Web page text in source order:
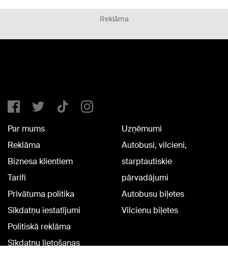
Reklāma
Par mums
Reklāma
Biznesa klientiem
Tarifi
Privātuma politika
Sīkdatņu iestatījumi
Politiskā reklāma
Sīkdatņu lietošanas
Uzņēmumi
Autobusi, vilcieni,
starptautiskie
pārvadājumi
Autobusu biļetes
Vilcienu biļetes